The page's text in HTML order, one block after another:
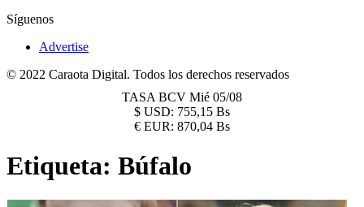
Síguenos
Advertise
© 2022 Caraota Digital. Todos los derechos reservados
TASA BCV Mié 05/08
$ USD: 755,15 Bs
€ EUR: 870,04 Bs
Etiqueta: Búfalo